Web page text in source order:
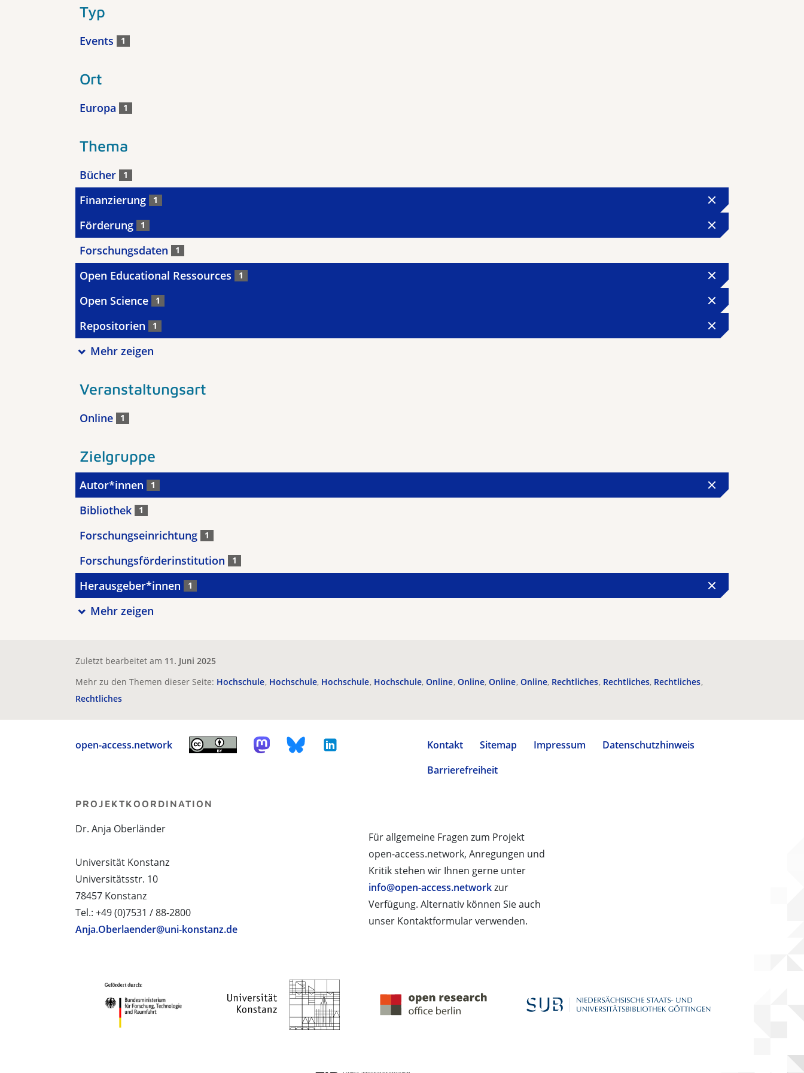
Typ
Events 1
Ort
Europa 1
Thema
Bücher 1
Finanzierung 1
Förderung 1
Forschungsdaten 1
Open Educational Ressources 1
Open Science 1
Repositorien 1
Mehr zeigen
Veranstaltungsart
Online 1
Zielgruppe
Autor*innen 1
Bibliothek 1
Forschungseinrichtung 1
Forschungsförderinstitution 1
Herausgeber*innen 1
Mehr zeigen
Zuletzt bearbeitet am 11. Juni 2025
Mehr zu den Themen dieser Seite: Hochschule Hochschule Hochschule Hochschule Online Online Online Online Rechtliches Rechtliches Rechtliches
Rechtliches
open-access.network Kontakt Sitemap Impressum
Datenschutzhinweis
Barrierefreiheit
Für allgemeine Fragen zum Projekt
open-access.network, Anregungen und
Kritik stehen wir Ihnen gerne unter
info@open-access.networkzur
Verfügung. Alternativ können Sie auch
unser Kontaktformular verwenden.
PROJEKTKOORDINATION
Dr. Anja Oberländer
Universität Konstanz
Universitätsstr. 10
78457 Konstanz
Tel.: +49 (0)7531 / 88-2800
Anja.Oberlaender@uni-konstanz.de